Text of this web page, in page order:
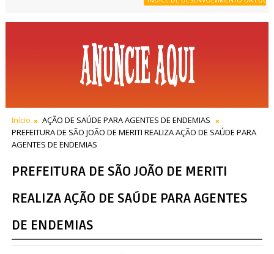
Início
AÇÃO DE SAÚDE PARA AGENTES DE ENDEMIAS
PREFEITURA DE SÃO JOÃO DE MERITI REALIZA AÇÃO DE SAÚDE PARA
AGENTES DE ENDEMIAS
PREFEITURA DE SÃO JOÃO DE MERITI
REALIZA AÇÃO DE SAÚDE PARA AGENTES
DE ENDEMIAS